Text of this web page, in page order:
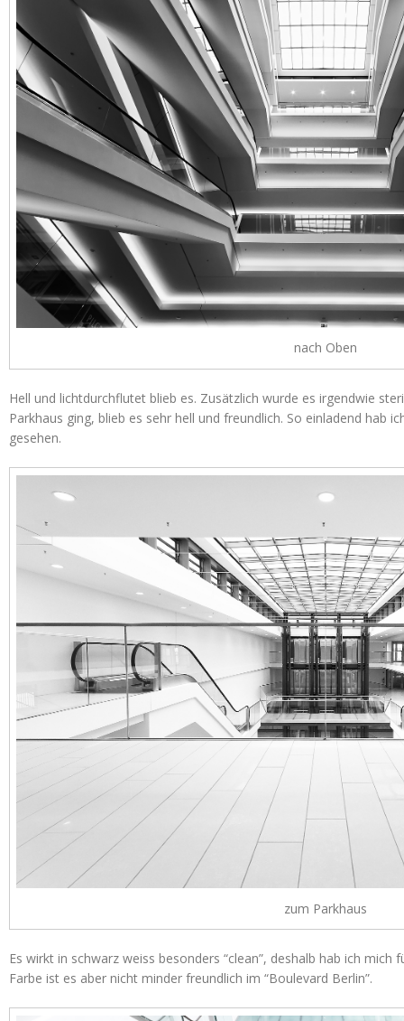
nach Oben
Hell und lichtdurchflutet blieb es. Zusätzlich wurde es irgendwie
Parkhaus ging, blieb es sehr hell und freundlich. So einladend hab
gesehen.
zum Parkhaus
Es wirkt in schwarz weiss besonders “clean”, deshalb hab ich mich
Farbe ist es aber nicht minder freundlich im “Boulevard Berlin”.